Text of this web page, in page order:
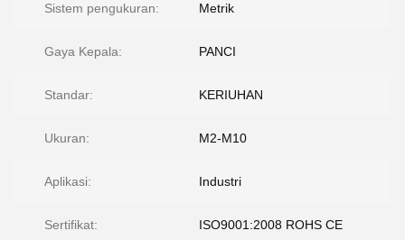
Sistem pengukuran: Metrik
Gaya Kepala: PANCI
Standar: KERIUHAN
Ukuran: M2-M10
Aplikasi: Industri
Sertifikat: ISO9001:2008 ROHS CE